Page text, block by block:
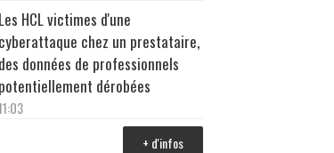
Les HCL victimes d'une
cyberattaque chez un prestataire,
des données de professionnels
potentiellement dérobées
+ d'infos